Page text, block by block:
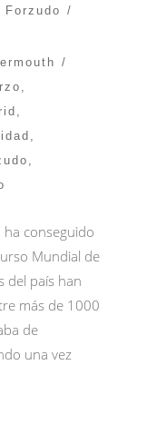
Forzudo
,
,
,
,
conseguido
Mundial de
del país han
más de 1000
de
una vez